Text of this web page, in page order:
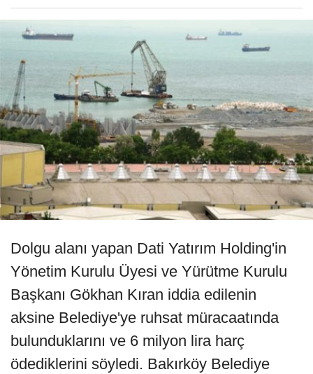
Dolgu alanı yapan Dati Yatırım Holding'in
Yönetim Kurulu Üyesi ve Yürütme Kurulu
Başkanı Gökhan Kıran iddia edilenin
aksine Belediye'ye ruhsat müracaatında
bulunduklarını ve 6 milyon lira harç
ödediklerini söyledi. Bakırköy Belediye